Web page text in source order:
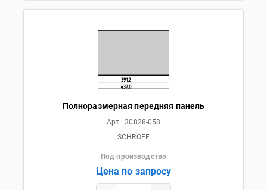
Полноразмерная передняя панель
Арт.:30828-058
SCHROFF
Под производство
Цена по запросу